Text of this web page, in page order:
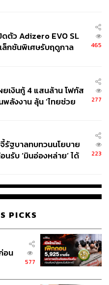
ตัว Adizero EVO SL
ล็กชันพิเศษรับฤดูกาล
465
ผยเงินกู้ 4 แสนล้าน โฟกัส
พลังงาน ลุ้น ‘ไทยช่วย
277
รัฐบาลทบทวนนโยบาย
นรับ ‘มินอ่องหล่าย’ ได้
223
PICKS
อน
577